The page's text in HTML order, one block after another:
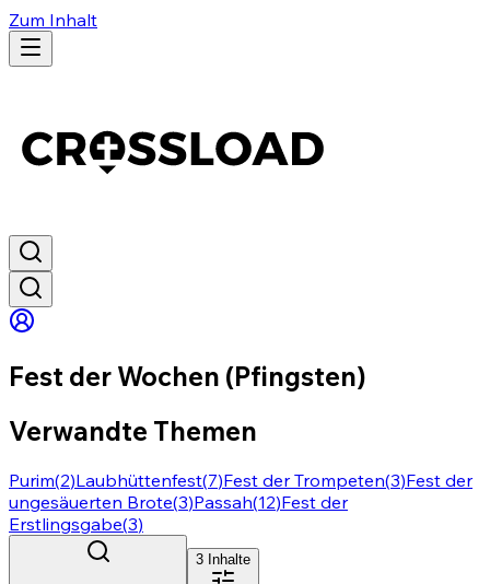
Zum Inhalt
Fest der Wochen (Pfingsten)
Verwandte Themen
Purim(2)Laubhüttenfest(7)Fest der Trompeten(3)Fest der
ungesäuerten Brote(3)Passah(12)Fest der
Erstlingsgabe(3)
3 Inhalte